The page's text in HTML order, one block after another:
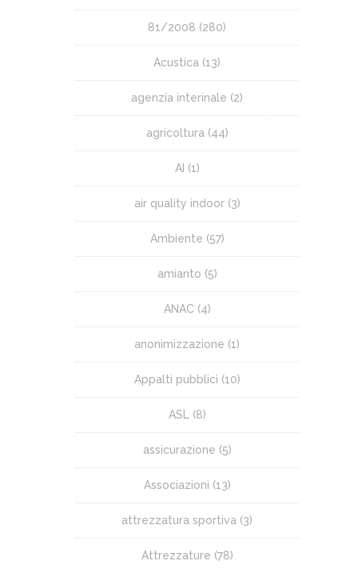
81/2008 (280)
Acustica (13)
agenzia interinale (2)
agricoltura(44)
AI (1)
air quality indoor(3)
Ambiente (57)
amianto (5)
ANAC (4)
anonimizzazione (1)
Appalti pubblici (10)
ASL(8)
assicurazione (5)
Associazioni (13)
attrezzatura sportiva (3)
Attrezzature (78)